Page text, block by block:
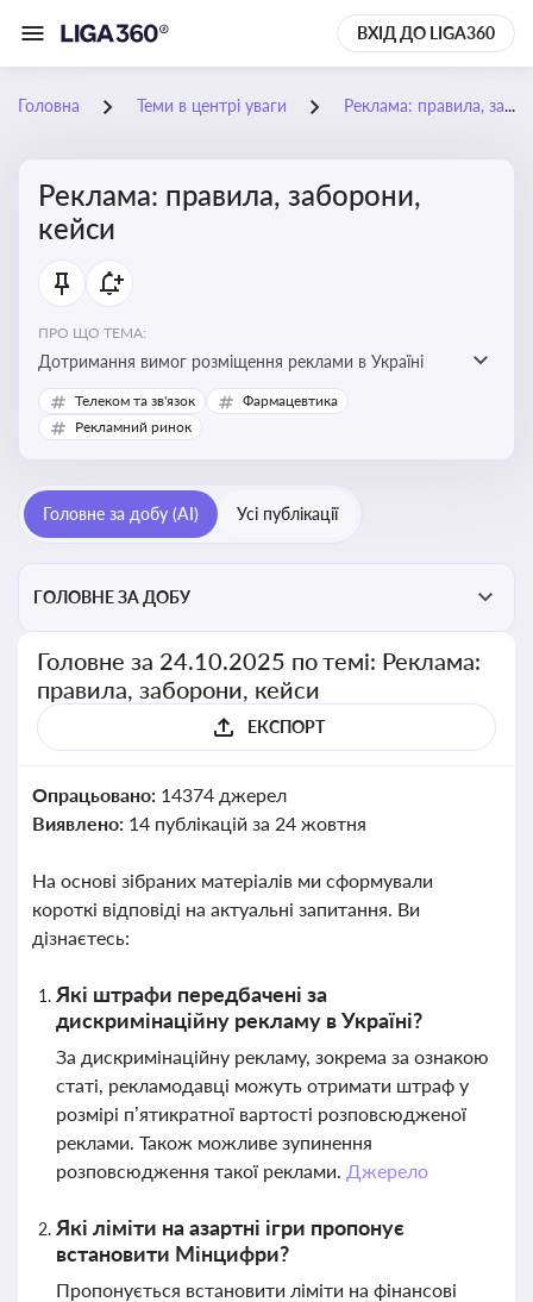
ВХІД ДО LIGA360
Головна Теми в центрі уваги Реклама: правила, заборони, кейси
Реклама: правила, заборони,
кейси
ПРО ЩО ТЕМА:
Дотримання вимог розміщення реклами в Україні
Телеком та зв'язок
Фармацевтика
Рекламний ринок
Головне за добу (AI) Усі публікації
ГОЛОВНЕ ЗА ДОБУ
Головне за 24.10.2025 по темі: Реклама:
правила, заборони, кейси
ЕКСПОРТ
Опрацьовано: 14374 джерел
Виявлено: 14 публікацій за 24 жовтня
На основі зібраних матеріалів ми сформували
короткі відповіді на актуальні запитання. Ви
дізнаєтесь:
Які штрафи передбачені за
дискримінаційну рекламу в Україні?
За дискримінаційну рекламу, зокрема за ознакою
статі, рекламодавці можуть отримати штраф у
розмірі п’ятикратної вартості розповсюдженої
реклами. Також можливе зупинення
розповсюдження такої реклами. Джерело
Які ліміти на азартні ігри пропонує
встановити Мінцифри?
Пропонується встановити ліміти на фінансові